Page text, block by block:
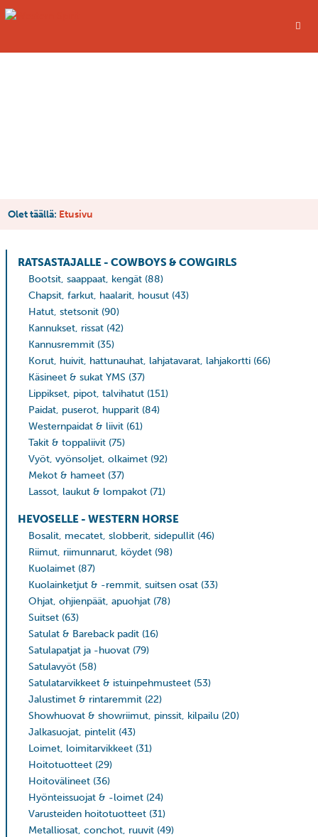
Olet täällä: Etusivu
RATSASTAJALLE - COWBOYS & COWGIRLS
Bootsit, saappaat, kengät (88)
Chapsit, farkut, haalarit, housut (43)
Hatut, stetsonit (90)
Kannukset, rissat (42)
Kannusremmit (35)
Korut, huivit, hattunauhat, lahjatavarat, lahjakortti (66)
Käsineet & sukat YMS (37)
Lippikset, pipot, talvihatut (151)
Paidat, puserot, hupparit (84)
Westernpaidat & liivit (61)
Takit & toppaliivit (75)
Vyöt, vyönsoljet, olkaimet (92)
Mekot & hameet (37)
Lassot, laukut & lompakot (71)
HEVOSELLE - WESTERN HORSE
Bosalit, mecatet, slobberit, sidepullit (46)
Riimut, riimunnarut, köydet (98)
Kuolaimet (87)
Kuolainketjut & -remmit, suitsen osat (33)
Ohjat, ohjienpäät, apuohjat (78)
Suitset (63)
Satulat & Bareback padit (16)
Satulapatjat ja -huovat (79)
Satulavyöt (58)
Satulatarvikkeet & istuinpehmusteet (53)
Jalustimet & rintaremmit (22)
Showhuovat & showriimut, pinssit, kilpailu (20)
Jalkasuojat, pintelit (43)
Loimet, loimitarvikkeet (31)
Hoitotuotteet (29)
Hoitovälineet (36)
Hyönteissuojat & -loimet (24)
Varusteiden hoitotuotteet (31)
Metalliosat, conchot, ruuvit (49)